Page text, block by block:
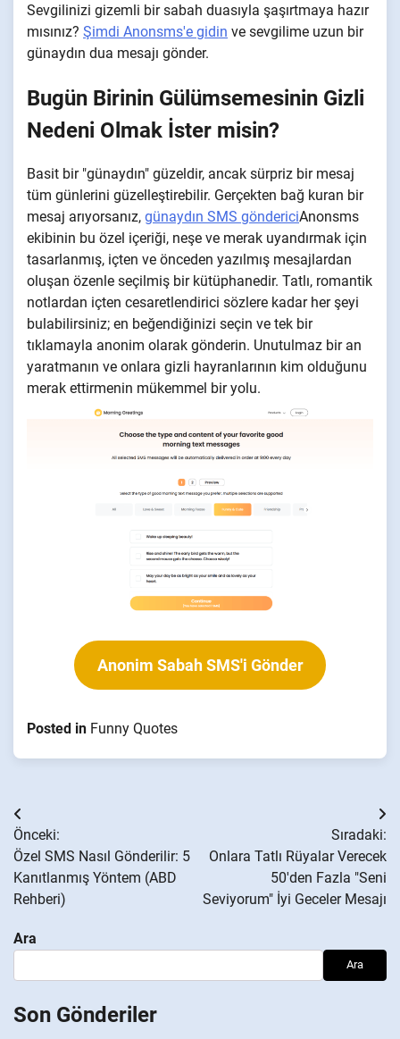
Sevgilinizi gizemli bir sabah duasıyla şaşırtmaya hazır
mısınız? Şimdi Anonsms'e gidin ve sevgilime uzun bir
günaydın dua mesajı gönder.
Bugün Birinin Gülümsemesinin Gizli
Nedeni Olmak İster misin?
Basit bir "günaydın" güzeldir, ancak sürpriz bir mesaj
tüm günlerini güzelleştirebilir. Gerçekten bağ kuran bir
mesaj arıyorsanız, günaydın SMS göndericiAnonsms
ekibinin bu özel içeriği, neşe ve merak uyandırmak için
tasarlanmış, içten ve önceden yazılmış mesajlardan
oluşan özenle seçilmiş bir kütüphanedir. Tatlı, romantik
notlardan içten cesaretlendirici sözlere kadar her şeyi
bulabilirsiniz; en beğendiğinizi seçin ve tek bir
tıklamayla anonim olarak gönderin. Unutulmaz bir an
yaratmanın ve onlara gizli hayranlarının kim olduğunu
merak ettirmenin mükemmel bir yolu.
Anonim Sabah SMS'i Gönder
Posted in Funny Quotes
Yazı
gezinmesi
Önceki:
Özel SMS Nasıl Gönderilir: 5
Kanıtlanmış Yöntem (ABD
Rehberi)
Sıradaki:
Onlara Tatlı Rüyalar Verecek
50'den Fazla "Seni
Seviyorum" İyi Geceler Mesajı
Ara
Ara
Son Gönderiler